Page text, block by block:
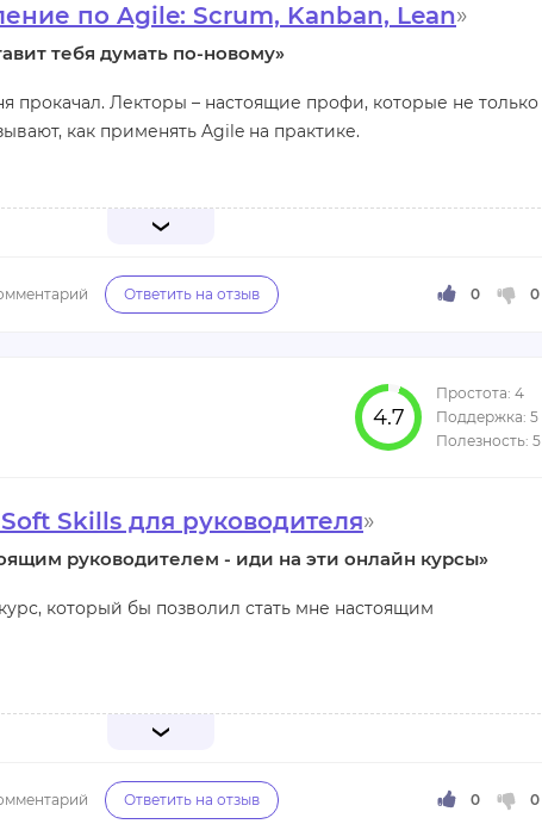
по Agile: Scrum, Kanban, Lean»
тебя думать по-новому»
прокачал. Лекторы – настоящие профи, которые не только
как применять Agile на практике.
отличная возможность научиться работать в команде. Если
программа;
4.7
Skills для руководителя»
руководителем - иди на эти онлайн курсы»
который бы позволил стать мне настоящим
мне помогло прокачать мои профессиональные навыки: я
на меня произвел блок по эмоциональному
что у меня не хватает навыков общения. Не менее